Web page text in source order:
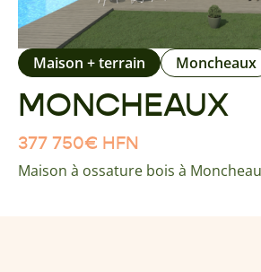
MONCHEAUX
Maison + terrain Moncheaux
377 750€ HFN
Maison à ossature bois à